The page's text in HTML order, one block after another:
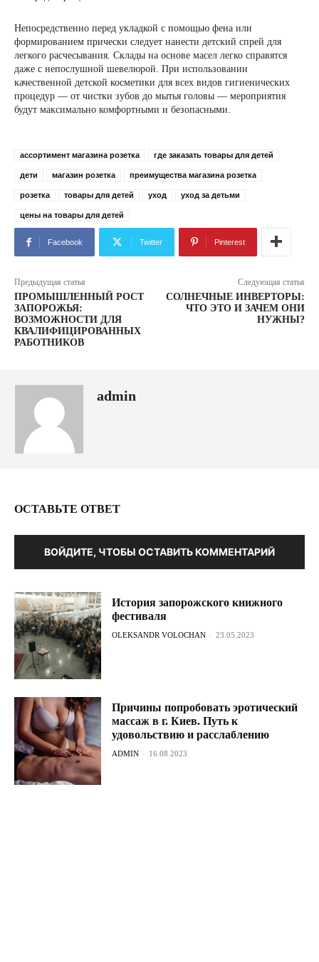
Непосредственно перед укладкой с помощью фена или
формированием прически следует нанести детский спрей для
легкого расчесывания. Склады на основе масел легко справятся
даже с непослушной шевелюрой. При использовании
качественной детской косметики для всех видов гигиенических
процедур — от чистки зубов до мытья головы — мероприятия
будут максимально комфортными и безопасными.
ассортимент магазина розетка где заказать товары для детей
дети магазин розетка преимущества магазина розетка
розетка товары для детей уход уход за детьми
цены на товары для детей
Facebook Twitter Pinterest
Предыдущая статья
ПРОМЫШЛЕННЫЙ РОСТ
ЗАПОРОЖЬЯ:
ВОЗМОЖНОСТИ ДЛЯ
КВАЛИФИЦИРОВАННЫХ
РАБОТНИКОВ
Следующая статья
СОЛНЕЧНЫЕ ИНВЕРТОРЫ:
ЧТО ЭТО И ЗАЧЕМ ОНИ
НУЖНЫ?
admin
ОСТАВЬТЕ ОТВЕТ
ВОЙДИТЕ, ЧТОБЫ ОСТАВИТЬ КОММЕНТАРИЙ
История запорожского книжного
фестиваля
OLEKSANDR VOLOCHAN - 23.05.2023
Причины попробовать эротический
массаж в г. Киев. Путь к
удовольствию и расслаблению
ADMIN - 16.08.2023